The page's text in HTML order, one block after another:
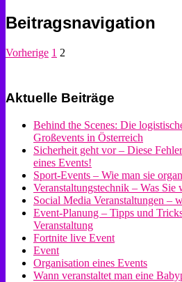
Beitragsnavigation
Vorherige 1 2
Aktuelle Beiträge
Behind the Scenes: Die
Großevents in Österreich
Sicherheit geht vor – Diese
eines Events!
Sport-Events – Wie man sie
Veranstaltungstechnik – Was Sie
Social Media Veranstaltungen –
Event-Planung – Tipps und
Veranstaltung
Fortnite live Event
Event
Organisation eines Events
Wann veranstaltet man eine